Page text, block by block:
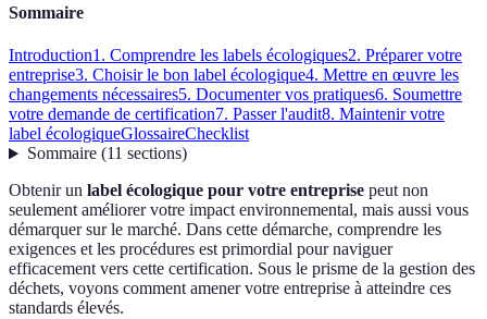
Sommaire
Introduction1. Comprendre les labels écologiques2. Préparer votre
entreprise3. Choisir le bon label écologique4. Mettre en œuvre les
changements nécessaires5. Documenter vos pratiques6. Soumettre
votre demande de certification7. Passer l'audit8. Maintenir votre
label écologiqueGlossaireChecklist
Sommaire(11 sections)
Obtenir un label écologique pour votre entreprise peut non
seulement améliorer votre impact environnemental, mais aussi vous
démarquer sur le marché. Dans cette démarche, comprendre les
exigences et les procédures est primordial pour naviguer
efficacement vers cette certification. Sous le prisme de la gestion des
déchets, voyons comment amener votre entreprise à atteindre ces
standards élevés.